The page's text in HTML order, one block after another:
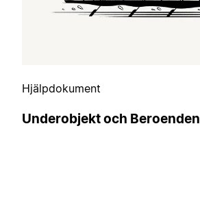
Hjälpdokument
Underobjekt och Beroenden